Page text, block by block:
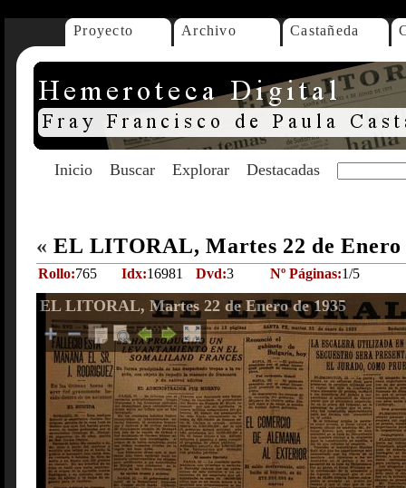
Proyecto Archivo Castañeda
Inicio Buscar Explorar Destacadas
« EL LITORAL, Martes 22 de Enero
Rollo:765 Idx:16981 Dvd:3 Nº Páginas:1/5
EL LITORAL, Martes 22 de Enero de 1935